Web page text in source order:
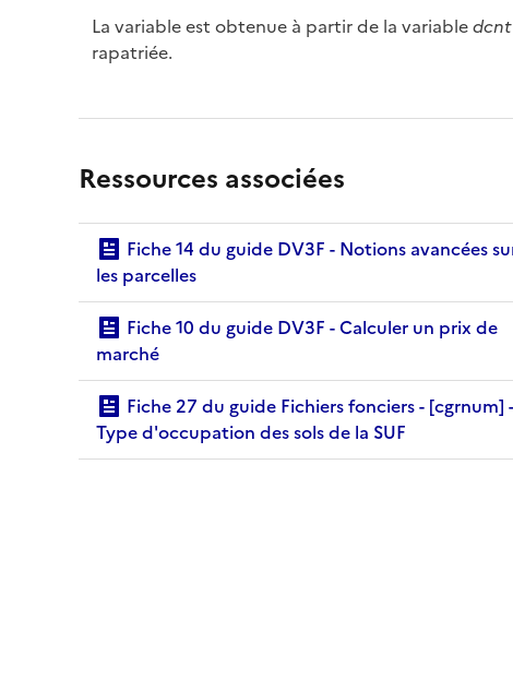
La variable est obtenue à partir de la variabledcnt
rapatriée.
Ressources associées
les parcelles
marché
Type d'occupation des sols de la SUF